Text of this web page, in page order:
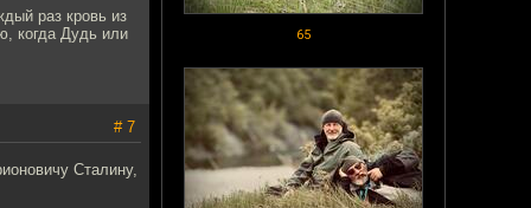
65
раз кровь из
когда Дудь или
# 7
Сталину,